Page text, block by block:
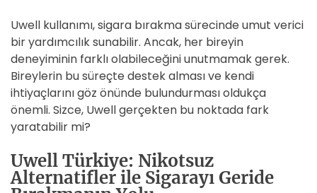
Uwell kullanımı, sigara bırakma sürecinde umut verici
bir yardımcılık sunabilir. Ancak, her bireyin
deneyiminin farklı olabileceğini unutmamak gerek.
Bireylerin bu süreçte destek alması ve kendi
ihtiyaçlarını göz önünde bulundurması oldukça
önemli. Sizce, Uwell gerçekten bu noktada fark
yaratabilir mi?
Uwell Türkiye: Nikotsuz
Alternatifler ile Sigarayı Geride